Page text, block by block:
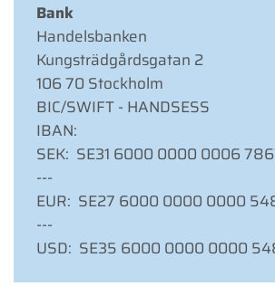
Bank
Handelsbanken
Kungsträdgårdsgatan 2
106 70 Stockholm
BIC/SWIFT - HANDSESS
IBAN:
SEK: SE31 6000 0000 0006
---
EUR: SE27 6000 0000 0000
---
USD: SE35 6000 0000 0000